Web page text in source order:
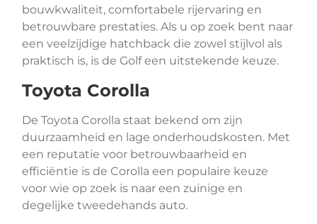
bouwkwaliteit, comfortabele rijervaring en
betrouwbare prestaties. Als u op zoek bent naar
een veelzijdige hatchback die zowel stijlvol als
praktisch is, is de Golf een uitstekende keuze.
Toyota Corolla
De Toyota Corolla staat bekend om zijn
duurzaamheid en lage onderhoudskosten. Met
een reputatie voor betrouwbaarheid en
efficiëntie is de Corolla een populaire keuze
voor wie op zoek is naar een zuinige en
degelijke tweedehands auto.